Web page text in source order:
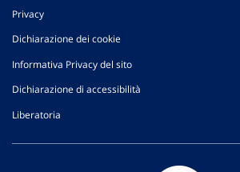
Privacy
Dichiarazione dei cookie
Informativa Privacy del sito
Dichiarazione di accessibilità
Liberatoria